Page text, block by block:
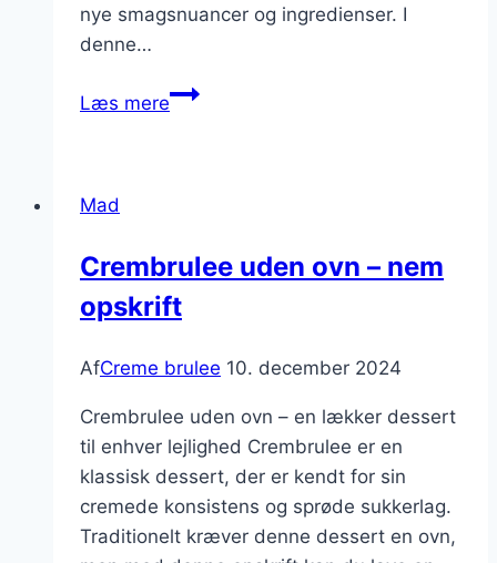
nye smagsnuancer og ingredienser. I
denne…
Læs mereCreme
frugter
Mad
Crembrulee uden ovn – nem
opskrift
AfCreme brulee 10. december 2024
Crembrulee uden ovn – en lækker dessert
til enhver lejlighed Crembrulee er en
klassisk dessert, der er kendt for sin
cremede konsistens og sprøde sukkerlag.
Traditionelt kræver denne dessert en ovn,